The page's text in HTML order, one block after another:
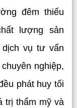
đêm thiếu
lượng sản
dịch vụ tư vấn
nghiệp,
phát huy tối
trị thẩm mỹ và